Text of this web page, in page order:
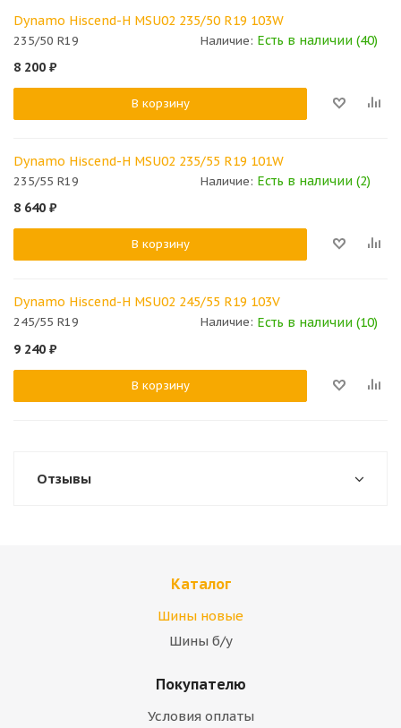
Dynamo Hiscend-H MSU02 235/50 R19 103W
235/50 R19 Наличие: Есть в наличии (40)
8 200 ₽
В корзину
Dynamo Hiscend-H MSU02 235/55 R19 101W
235/55 R19 Наличие: Есть в наличии (2)
8 640 ₽
В корзину
Dynamo Hiscend-H MSU02 245/55 R19 103V
245/55 R19 Наличие: Есть в наличии (10)
9 240 ₽
В корзину
Отзывы
Каталог
Шины новые
Шины б/у
Покупателю
Условия оплаты